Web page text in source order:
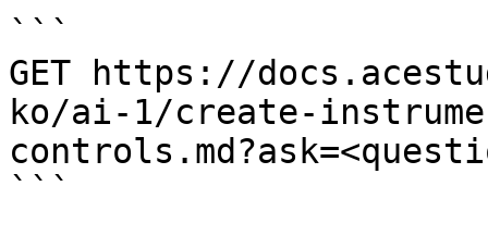
```
GET https://
ko/ai-1/create-
```